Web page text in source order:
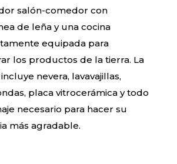
salón-comedor con
de leña y una cocina
equipada para
los productos de la tierra. La
nevera, lavavajillas,
placa vitrocerámica y todo
necesario para hacer su
más agradable.